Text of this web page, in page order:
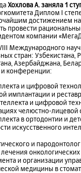
Хохлова А. заняла 1
Диплом I
достижением
компании
Международного
стран:
Азербайджана,
и конференции:
и цифровой
имплантации и
и цифровой
челюстно-лицевой
в ортодонтии и
искусственного
и
и организации
медицины в